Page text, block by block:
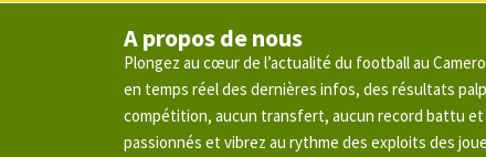
A propos de nous
Plongez au cœur de l’actualité du football au
en temps réel des dernières infos, des résultats
compétition, aucun transfert, aucun record battu
passionnés et vibrez au rythme des exploits des